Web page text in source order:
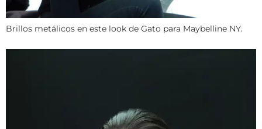
Brillos metálicos en este look de Gato para Maybelline NY.